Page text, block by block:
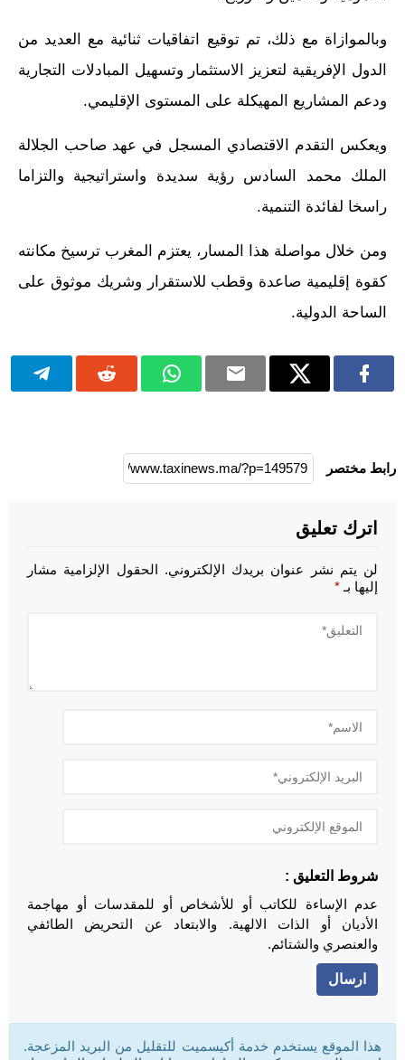
وبالموازاة مع ذلك، تم توقيع اتفاقيات ثنائية مع العديد من
الدول الإفريقية لتعزيز الاستثمار وتسهيل المبادلات التجارية
ودعم المشاريع المهيكلة على المستوى الإقليمي.
ويعكس التقدم الاقتصادي المسجل في عهد صاحب الجلالة
الملك محمد السادس رؤية سديدة واستراتيجية والتزاما
راسخا لفائدة التنمية.
ومن خلال مواصلة هذا المسار، يعتزم المغرب ترسيخ مكانته
كقوة إقليمية صاعدة وقطب للاستقرار وشريك موثوق على
الساحة الدولية.
رابط مختصر
اترك تعليق
لن يتم نشر عنوان بريدك الإلكتروني. الحقول الإلزامية مشار
إليها بـ *
شروط التعليق :
عدم الإساءة للكاتب أو للأشخاص أو للمقدسات أو مهاجمة
الأديان أو الذات الالهية. والابتعاد عن التحريض الطائفي
والعنصري والشتائم.
هذا الموقع يستخدم خدمة أكيسميت للتقليل من البريد المزعجة.